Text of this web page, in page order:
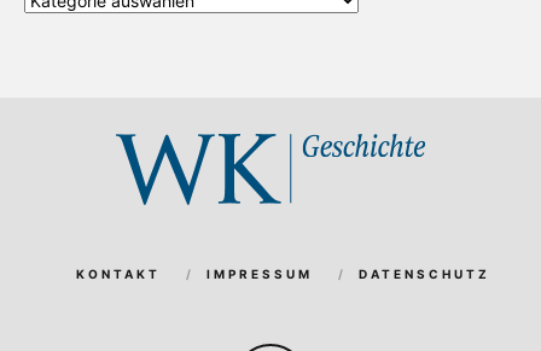
KONTAKT IMPRESSUM DATENSCHUTZ